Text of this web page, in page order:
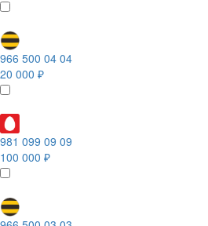
966 500 04 04
20 000 ₽
981 099 09 09
100 000 ₽